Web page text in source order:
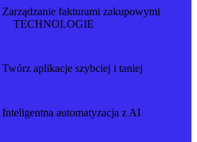
Zarządzanie fakturami zakupowymi
TECHNOLOGIE
Twórz aplikacje szybciej i taniej
Inteligentna automatyzacja z AI